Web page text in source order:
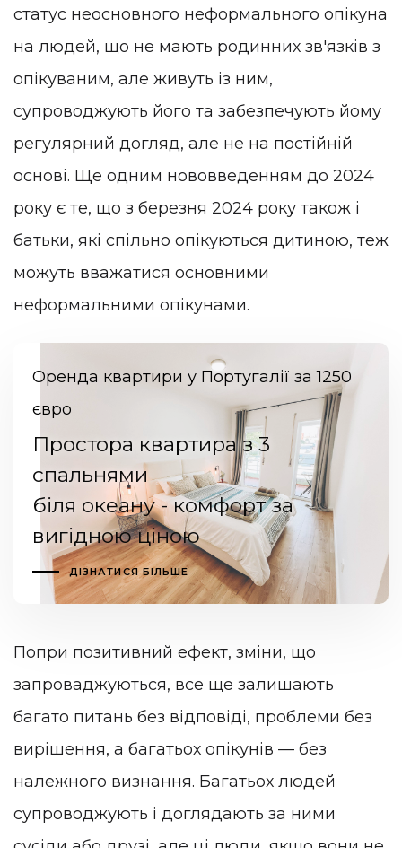
статус неосновного неформального опікуна
на людей, що не мають родинних зв'язків з
опікуваним, але живуть із ним,
супроводжують його та забезпечують йому
регулярний догляд, але не на постійній
основі. Ще одним нововведенням до 2024
року є те, що з березня 2024 року також і
батьки, які спільно опікуються дитиною, теж
можуть вважатися основними
неформальними опікунами.
Оренда квартири у Португалії за 1250
євро
Простора квартира з 3
спальнями
біля океану - комфорт за
вигідною ціною
ДІЗНАТИСЯ БІЛЬШЕ
Попри позитивний ефект, зміни, що
запроваджуються, все ще залишають
багато питань без відповіді, проблеми без
вирішення, а багатьох опікунів — без
належного визнання. Багатьох людей
супроводжують і доглядають за ними